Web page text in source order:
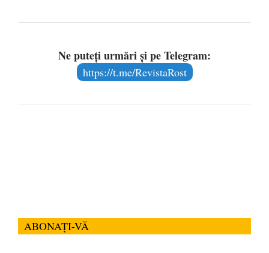
Ne puteți urmări și pe Telegram:
https://t.me/RevistaRost
ABONAȚI-VĂ